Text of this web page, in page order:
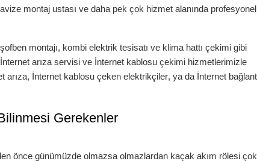
montaj ustası ve daha pek çok hizmet alanında profesyonel
şofben montajı, kombi elektrik tesisatı ve klima hattı çekimi gibi
İnternet arıza servisi ve İnternet kablosu çekimi hizmetlerimizle
arıza, İnternet kablosu çeken elektrikçiler, ya da İnternet
Gerekenler
önce günümüzde olmazsa olmazlardan kaçak akım rölesi çok